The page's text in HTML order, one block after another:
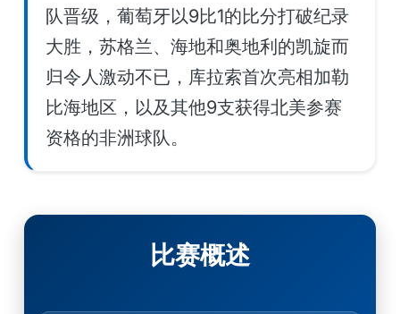
队晋级，葡萄牙以9比1的比分打破纪录
大胜，苏格兰、海地和奥地利的凯旋而
归令人激动不已，库拉索首次亮相加勒
比海地区，以及其他9支获得北美参赛
资格的非洲球队。
比赛概述